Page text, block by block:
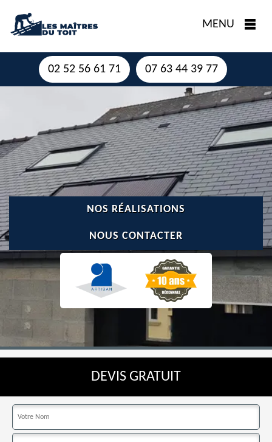
MENU
02 52 56 61 71 07 63 44 39 77
NOS RÉALISATIONS
NOUS CONTACTER
DEVIS GRATUIT